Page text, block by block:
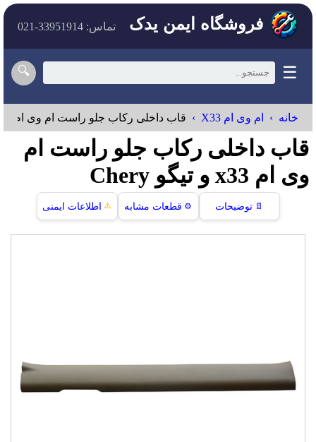
فروشگاه ایمن یدک تماس: 33951914-021
☰
🔍
خانه ام وی ام X33 قاب داخلی رکاب جلو راست ام وی ام x33 و تیگو
قاب داخلی رکاب جلو راست ام
وی ام x33 و تیگو Chery
📄 توضیحات ⚙️ قطعات مشابه ⚠️ اطلاعات ایمنی